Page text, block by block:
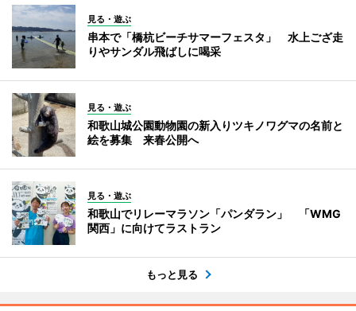
見る・遊ぶ
串本で「橋杭ビーチサマーフェスタ」 水上ござ走
りやサンダル飛ばしに喝采
見る・遊ぶ
和歌山城公園動物園の新入りツキノワグマの名前と
絵を募集 来春公開へ
見る・遊ぶ
和歌山でリレーマラソン「パンダラン」 「WMG
関西」に向けてラストラン
もっと見る